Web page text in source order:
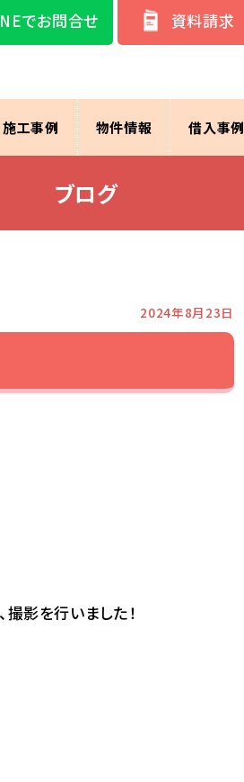
でお問合せ 資料請求
施工事例 物件情報 借入事例
ブログ
2024年8月23日
影を行いました！